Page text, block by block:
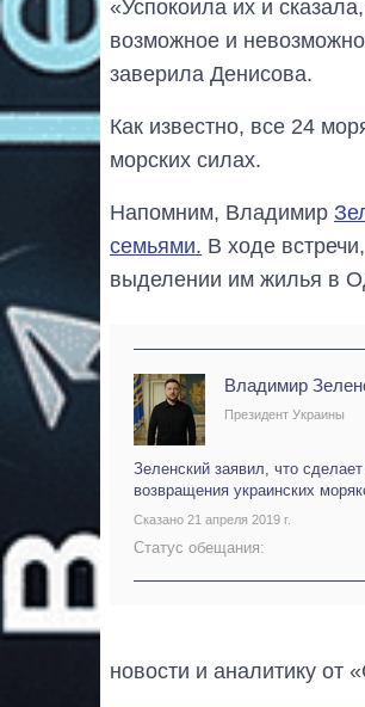
«Успокоила их и
возможное и
заверила Денисова.
Как известно, все 24
морских силах.
Напомним, Владимир
семьями. В ходе
выделении им жилья в
Владимир
Президент Украины
Зеленский заявил, что
возвращения украинских
Сказано 21 апреля 2019 г.
Статус обещания:
новости и аналитику